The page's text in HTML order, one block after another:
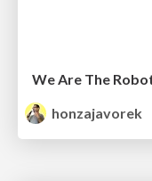
We Are The
honzajavorek